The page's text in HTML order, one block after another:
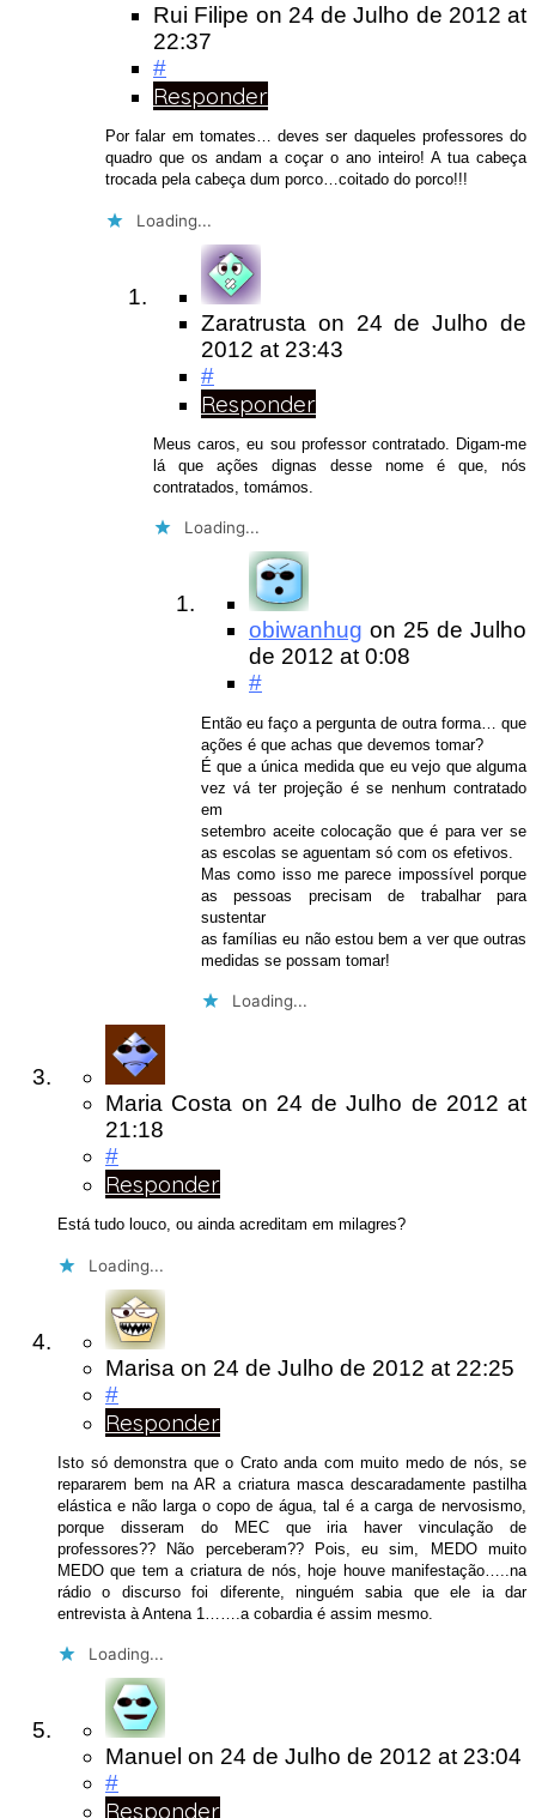
Rui Filipe on 24 de Julho de 2012 at
22:37
#
Responder
Por falar em tomates… deves ser daqueles professores do
quadro que os andam a coçar o ano inteiro! A tua cabeça
trocada pela cabeça dum porco…coitado do porco!!!
Loading...
Zaratrusta on 24 de Julho de
2012 at 23:43
#
Responder
Meus caros, eu sou professor contratado. Digam-me
lá que ações dignas desse nome é que, nós
contratados, tomámos.
Loading...
obiwanhug on 25 de Julho
de 2012 at 0:08
#
Então eu faço a pergunta de outra forma… que
ações é que achas que devemos tomar?
É que a única medida que eu vejo que alguma
vez vá ter projeção é se nenhum contratado
em
setembro aceite colocação que é para ver se
as escolas se aguentam só com os efetivos.
Mas como isso me parece impossível porque
as pessoas precisam de trabalhar para
sustentar
as famílias eu não estou bem a ver que outras
medidas se possam tomar!
Loading...
Maria Costa on 24 de Julho de 2012 at
21:18
#
Responder
Está tudo louco, ou ainda acreditam em milagres?
Loading...
Marisa on 24 de Julho de 2012 at 22:25
#
Responder
Isto só demonstra que o Crato anda com muito medo de nós, se
repararem bem na AR a criatura masca descaradamente pastilha
elástica e não larga o copo de água, tal é a carga de nervosismo,
porque disseram do MEC que iria haver vinculação de
professores?? Não perceberam?? Pois, eu sim, MEDO muito
MEDO que tem a criatura de nós, hoje houve manifestação…..na
rádio o discurso foi diferente, ninguém sabia que ele ia dar
entrevista à Antena 1…….a cobardia é assim mesmo.
Loading...
Manuel on 24 de Julho de 2012 at 23:04
#
Responder